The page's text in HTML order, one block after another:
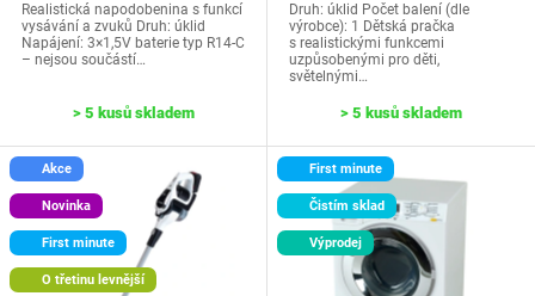
Realistická napodobenina s funkcí
vysávání a zvuků Druh: úklid
Napájení: 3×1,5V baterie typ R14-C
– nejsou součástí…
> 5 kusů skladem
Druh: úklid Počet balení (dle
výrobce): 1 Dětská pračka
s realistickými funkcemi
uzpůsobenými pro děti,
světelnými…
> 5 kusů skladem
Akce
Novinka
First minute
O třetinu levnější
First minute
Čistím sklad
Výprodej